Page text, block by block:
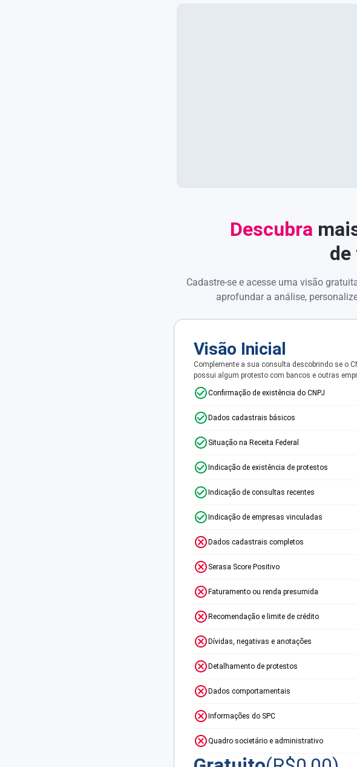
Descubra
Cadastre-se e acesse uma visão
aprofundar a análise,
Visão Inicial
Complemente a sua consulta descobrindo se o
possui algum protesto com bancos e outras
Confirmação de existência do CNPJ
Dados cadastrais básicos
Situação na Receita Federal
Indicação de existência de protestos
Indicação de consultas recentes
Indicação de empresas vinculadas
Dados cadastrais completos
Serasa Score Positivo
Faturamento ou renda presumida
Recomendação e limite de crédito
Dívidas, negativas e anotações
Detalhamento de protestos
Dados comportamentais
Informações do SPC
Quadro societário e administrativo